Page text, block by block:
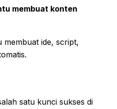
membuat konten
membuat ide, script,
satu kunci sukses di